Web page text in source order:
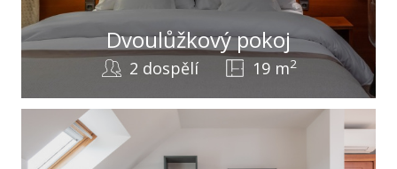
Dvoulůžkový pokoj
2 dospělí 19 m2